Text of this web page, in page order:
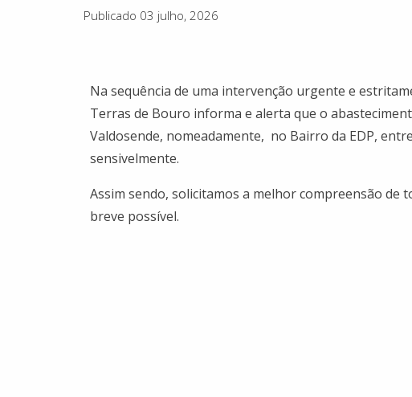
Publicado 03 julho, 2026
Na sequência de uma intervenção urgente e
Terras de Bouro informa e alerta que o
Valdosende, nomeadamente, no Bairro da EDP,
sensivelmente.
Assim sendo, solicitamos a melhor compreensão
breve possível.